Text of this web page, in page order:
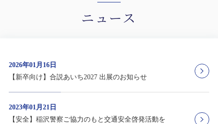
ニュース
2026年01月16日
【新卒向け】合説あいち2027 出展のお知らせ
2023年01月21日
【安全】稲沢警察ご協力のもと交通安全啓発活動を